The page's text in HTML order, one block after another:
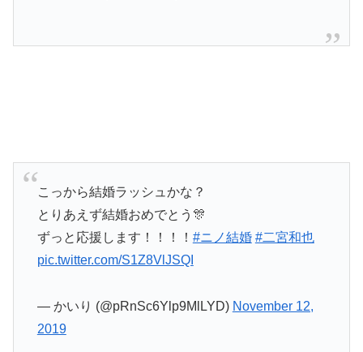
こっから結婚ラッシュかな？
とりあえず結婚おめでとう🎊
ずっと応援します！！！！ #ニノ結婚 #二宮和也
pic.twitter.com/S1Z8VlJSQI
— かいり (@pRnSc6Ylp9MlLYD) November 12,
2019